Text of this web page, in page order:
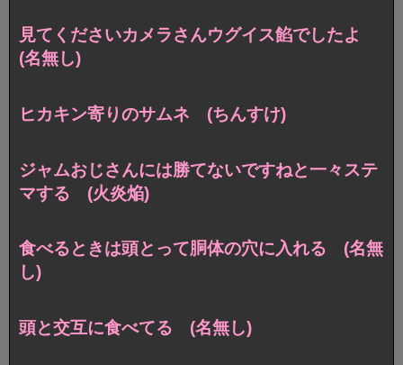
見てくださいカメラさんウグイス餡でしたよ
(名無し)
ヒカキン寄りのサムネ (ちんすけ)
ジャムおじさんには勝てないですねと一々ステ
マする (火炎焔)
食べるときは頭とって胴体の穴に入れる (名無
し)
頭と交互に食べてる (名無し)